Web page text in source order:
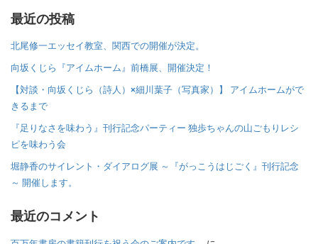
最近の投稿
北尾修一エッセイ教室、関西での開催が決定。
向坂くじら『アイムホーム』前橋展、開催決定！
【対談・向坂くじら（詩人）×細川葉子（写真家）】 アイムホームがで
きるまで
『足りなさを味わう』刊行記念パーティー 独歩ちゃんの山ごもりレシ
ピを味わう会
堀静香のサイレント・ダイアログ展 ～『がっこうはじごく』刊行記念
～ 開催します。
最近のコメント